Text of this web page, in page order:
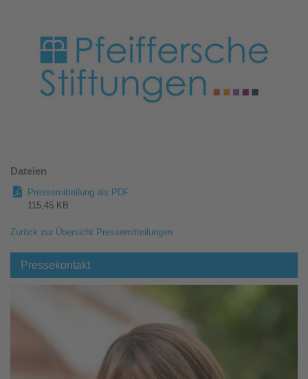
Dateien
Pressemitteilung als PDF
115,45 KB
Zurück zur Übersicht Pressemitteilungen
Pressekontakt